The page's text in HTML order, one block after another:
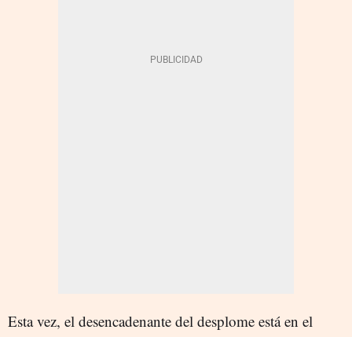
Esta vez, el desencadenante del desplome está en el